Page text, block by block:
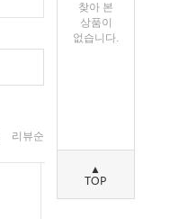
찾아 본
상품이
없습니다.
▲
TOP
리뷰순